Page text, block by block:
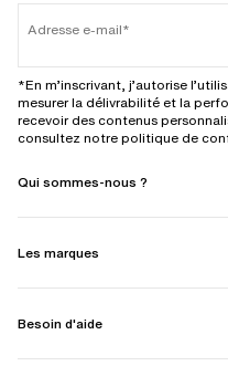
Adresse e-mail
*En m’inscrivant, j’autorise
mesurer la délivrabilité et la
recevoir des contenus
consultez notre politique de
Qui sommes-nous ?
Les marques
Besoin d'aide